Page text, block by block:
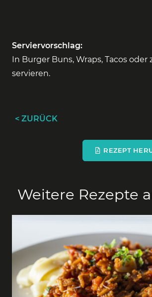
Serviervorschlag:
In Burger Buns, Wraps, Tacos oder
servieren.
< ZURÜCK
REZEPT
Weitere Rezepte